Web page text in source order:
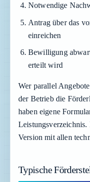
Notwendige
Antrag über das
einreichen
Bewilligung
erteilt wird
Wer parallel
der Betrieb die
haben eigene
Version mit allen
Typische